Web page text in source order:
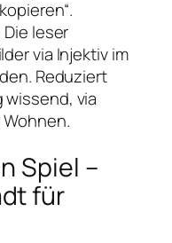
leser
via Injektiv im
Reduziert
via
Spiel –
für